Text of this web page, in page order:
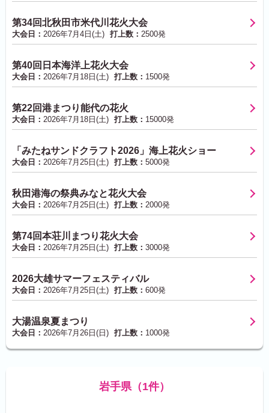
第34回北秋田市米代川花火大会
大会日： 2026年7月4日(土) 打上数： 2500発
第40回日本海洋上花火大会
大会日： 2026年7月18日(土) 打上数： 1500発
第22回港まつり能代の花火
大会日： 2026年7月18日(土) 打上数： 15000発
「みたねサンドクラフト2026」海上花火ショー
大会日： 2026年7月25日(土) 打上数： 5000発
秋田港海の祭典みなと花火大会
大会日： 2026年7月25日(土) 打上数： 2000発
第74回本荘川まつり花火大会
大会日： 2026年7月25日(土) 打上数： 3000発
2026大雄サマーフェスティバル
大会日： 2026年7月25日(土) 打上数： 600発
大湯温泉夏まつり
大会日： 2026年7月26日(日) 打上数： 1000発
岩手県（1件）